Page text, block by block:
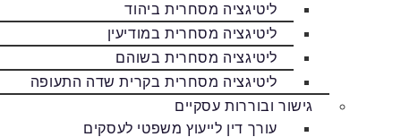
ליטיגציה מסחרית ביהוד
ליטיגציה מסחרית במודיעין
ליטיגציה מסחרית בשוהם
ליטיגציה מסחרית בקרית שדה התעופה
גישור ובוררות עסקיים
עורך דין לייעוץ משפטי לעסקים